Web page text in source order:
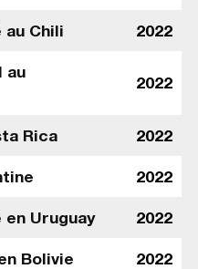
Chili 2022
au
2022
Rica 2022
2022
Uruguay 2022
Bolivie 2022